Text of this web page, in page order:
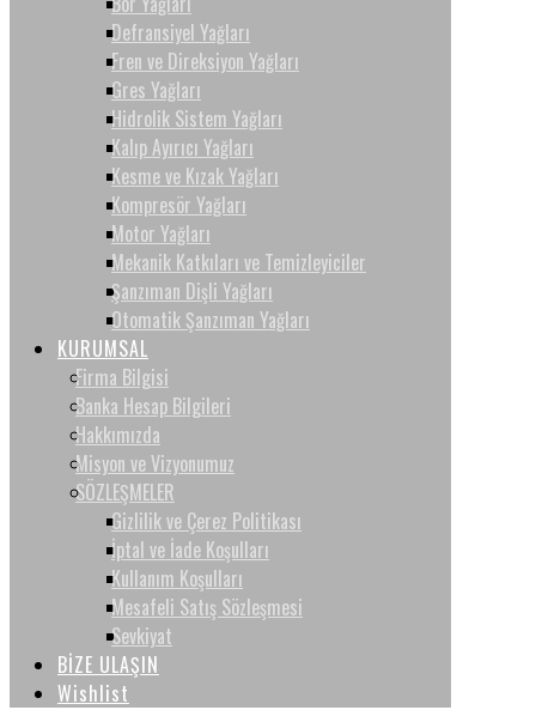
Defransiyel Yağları
Fren ve Direksiyon Yağları
Gres Yağları
Hidrolik Sistem Yağları
Kalıp Ayırıcı Yağları
Kesme ve Kızak Yağları
Kompresör Yağları
Motor Yağları
Mekanik Katkıları ve Temizleyiciler
Şanzıman Dişli Yağları
Otomatik Şanzıman Yağları
KURUMSAL
Firma Bilgisi
Banka Hesap Bilgileri
Hakkımızda
Misyon ve Vizyonumuz
SÖZLEŞMELER
Gizlilik ve Çerez Politikası
İptal ve İade Koşulları
Kullanım Koşulları
Mesafeli Satış Sözleşmesi
Sevkiyat
BİZE ULAŞIN
Wishlist